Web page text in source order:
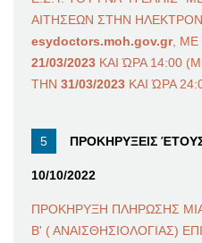
ΑΙΤΗΣΕΩΝ ΣΤΗΝ
esydoctors.moh.gov.gr, ΜΕ
21/03/2023 ΚΑΙ ΏΡΑ 14:00
ΤΗΝ 31/03/2023 ΚΑΙ ΏΡΑ
ΠΡΟΚΗΡΥΞΕΙΣ
10/10/2022
ΠΡΟΚΗΡΥΞΗ ΠΛΗΡΩΣΗΣ
Β' ( ΑΝΑΙΣΘΗΣΙΟΛΟΓΙΑΣ)